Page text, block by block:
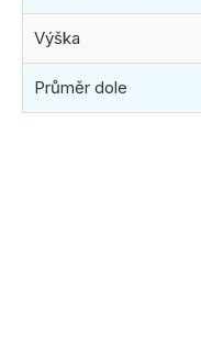
Výška
Průměr dole